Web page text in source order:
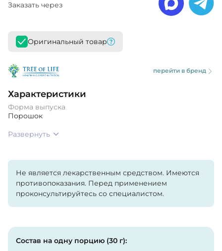
Заказать через
Оригинальный товар
перейти в бренд
Характеристики
Форма выпуска
Порошок
Развернуть
Не является лекарственным средством. Имеются
противопоказания. Перед применением
проконсультируйтесь со специалистом.
Состав на одну порцию (30 г):